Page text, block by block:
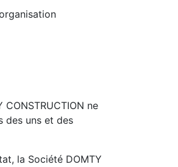
ne
des uns et des
la Société DOMTY